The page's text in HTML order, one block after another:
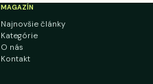
MAGAZÍN
Najnovšie články
Kategórie
O nás
Kontakt